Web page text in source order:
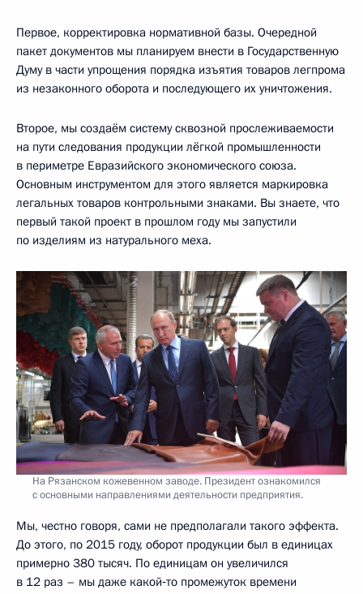
Первое, корректировка нормативной базы. Очередной
пакет документов мы планируем внести в Государственную
Думу в части упрощения порядка изъятия товаров легпрома
из незаконного оборота и последующего их уничтожения.
Второе, мы создаём систему сквозной прослеживаемости
на пути следования продукции лёгкой промышленности
в периметре Евразийского экономического союза.
Основным инструментом для этого является маркировка
легальных товаров контрольными знаками. Вы знаете, что
первый такой проект в прошлом году мы запустили
по изделиям из натурального меха.
На Рязанском кожевенном заводе. Президент ознакомился
с основными направлениями деятельности предприятия.
Мы, честно говоря, сами не предполагали такого эффекта.
До этого, по 2015 году, оборот продукции был в единицах
примерно 380 тысяч. По единицам он увеличился
в 12 раз – мы даже какой‑то промежуток времени